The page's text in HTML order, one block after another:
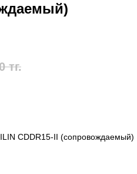
тг.
CDDR15-II (сопровождаемый)